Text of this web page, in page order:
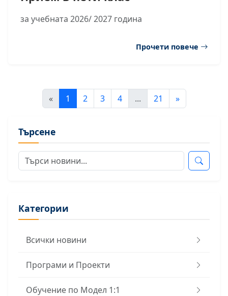
за учебната 2026/ 2027 година
Прочети повече
« 1 2 3 4 ... 21 »
Търсене
Категории
Всички новини
Програми и Проекти
Обучение по Модел 1:1